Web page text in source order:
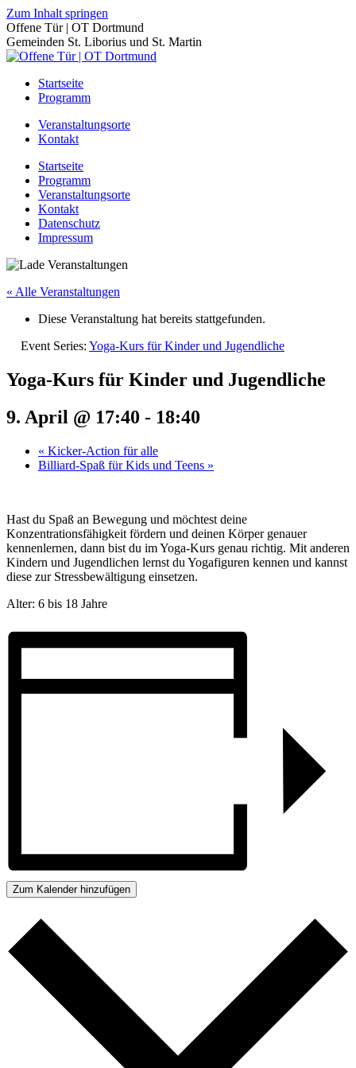
Zum Inhalt springen
Offene Tür | OT Dortmund
Gemeinden St. Liborius und St. Martin
Startseite
Programm
Veranstaltungsorte
Kontakt
Startseite
Programm
Veranstaltungsorte
Kontakt
Datenschutz
Impressum
« Alle Veranstaltungen
Diese Veranstaltung hat bereits stattgefunden.
Event Series: Yoga-Kurs für Kinder und Jugendliche
Yoga-Kurs für Kinder und Jugendliche
9. April @ 17:40 - 18:40
« Kicker-Action für alle
Billiard-Spaß für Kids und Teens »
Hast du Spaß an Bewegung und möchtest deine
Konzentrationsfähigkeit fördern und deinen Körper genauer
kennenlernen, dann bist du im Yoga-Kurs genau richtig. Mit anderen
Kindern und Jugendlichen lernst du Yogafiguren kennen und kannst
diese zur Stressbewältigung einsetzen.
Alter: 6 bis 18 Jahre
Zum Kalender hinzufügen